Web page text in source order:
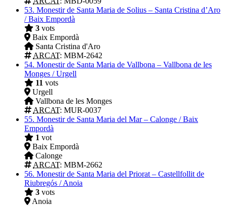
53. Monestir de Santa Maria de Solius – Santa Cristina d’Aro
/ Baix Empordà
3 vots
Baix Empordà
Santa Cristina d'Aro
ARCAT: MBM-2642
54. Monestir de Santa Maria de Vallbona – Vallbona de les
Monges / Urgell
11 vots
Urgell
Vallbona de les Monges
ARCAT: MUR-0037
55. Monestir de Santa Maria del Mar – Calonge / Baix
Empordà
1 vot
Baix Empordà
Calonge
ARCAT: MBM-2662
56. Monestir de Santa Maria del Priorat – Castellfollit de
Riubregós / Anoia
3 vots
Anoia